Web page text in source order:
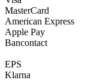
MasterCard
American Express
Apple Pay
Bancontact
EPS
Klarna